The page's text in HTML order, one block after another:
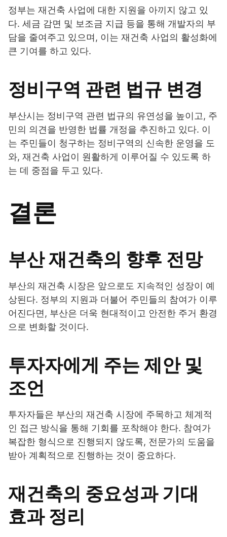
정부는 재건축 사업에 대한 지원을 아끼지 않고 있
다. 세금 감면 및 보조금 지급 등을 통해 개발자의 부
담을 줄여주고 있으며, 이는 재건축 사업의 활성화에
큰 기여를 하고 있다.
정비구역 관련 법규 변경
부산시는 정비구역 관련 법규의 유연성을 높이고, 주
민의 의견을 반영한 법률 개정을 추진하고 있다. 이
는 주민들이 청구하는 정비구역의 신속한 운영을 도
와, 재건축 사업이 원활하게 이루어질 수 있도록 하
는 데 중점을 두고 있다.
결론
부산 재건축의 향후 전망
부산의 재건축 시장은 앞으로도 지속적인 성장이 예
상된다. 정부의 지원과 더불어 주민들의 참여가 이루
어진다면, 부산은 더욱 현대적이고 안전한 주거 환경
으로 변화할 것이다.
투자자에게 주는 제안 및
조언
투자자들은 부산의 재건축 시장에 주목하고 체계적
인 접근 방식을 통해 기회를 포착해야 한다. 참여가
복잡한 형식으로 진행되지 않도록, 전문가의 도움을
받아 계획적으로 진행하는 것이 중요하다.
재건축의 중요성과 기대
효과 정리